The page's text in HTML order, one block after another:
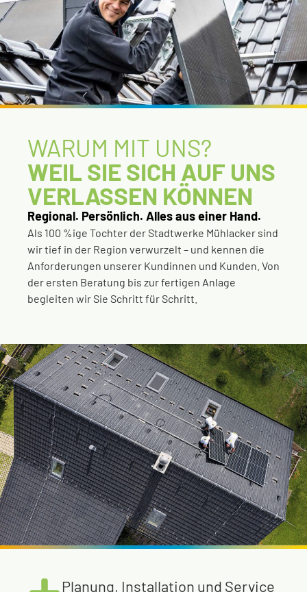
WARUM MIT UNS?
WEIL SIE SICH AUF UNS
VERLASSEN KÖNNEN
Regional. Persönlich. Alles aus einer Hand.
Als 100 %ige Tochter der Stadtwerke Mühlacker sind
wir tief in der Region verwurzelt – und kennen die
Anforderungen unserer Kundinnen und Kunden. Von
der ersten Beratung bis zur fertigen Anlage
begleiten wir Sie Schritt für Schritt.
Planung, Installation und Service